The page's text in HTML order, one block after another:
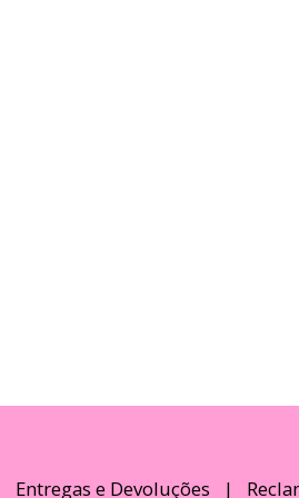
Entregas e Devoluções |